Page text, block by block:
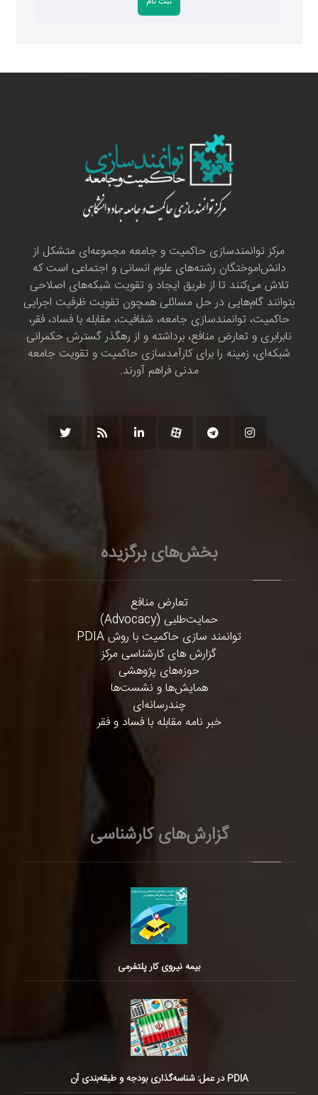
مرکز توانمندسازی حاکمیت و جامعه مجموعه‌ای متشکل از
دانش‌اموختگان رشته‌های علوم انسانی و اجتماعی است که
تلاش می‌کنند تا از طریق ایجاد و تقویت شبکه‌های اصلاحی
بتوانند گام‌هایی در حل مسائلی همچون تقویت ظرفیت اجرایی
حاکمیت، توانمندسازی جامعه، شفافیت، مقابله با فساد، فقر،
نابرابری و تعارض منافع، برداشته و از رهگذر گسترش حکمرانی
شبکه‌ای، زمینه را برای کارآمدسازی حاکمیت و تقویت جامعه
مدنی فراهم آورند.
بخش‌های برگزیده
تعارض منافع
حمایت‌طلبی (Advocacy)
توانمند سازی حاکمیت با روش PDIA
گزارش های کارشناسی مرکز
حوزه‌های پژوهشی
همایش‌ها و نشست‌ها
چندرسانه‌ای
خبر نامه مقابله با فساد و فقر
گزارش‌های کارشناسی
بیمه نیروی کار پلتفرمی
PDIA در عمل: شناسه‌گذاری بودجه و طبقه‌بندی آن